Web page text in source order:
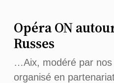
Opéra ON
Russes
…Aix, modéré par
organisé en